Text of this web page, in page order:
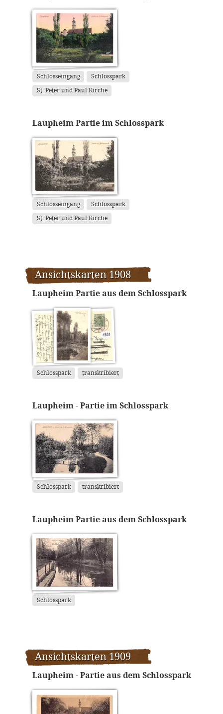
Schlosseingang Schlosspark
St. Peter und Paul Kirche
Laupheim Partie im Schlosspark
Schlosseingang Schlosspark
St. Peter und Paul Kirche
Ansichtskarten 1908
Laupheim Partie aus dem Schlosspark
Schlosspark transkribiert
Laupheim - Partie im Schlosspark
Schlosspark transkribiert
Laupheim Partie aus dem Schlosspark
Schlosspark
Ansichtskarten 1909
Laupheim - Partie aus dem Schlosspark